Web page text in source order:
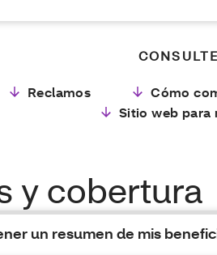
Reclamos Cómo
Sitio web para
y cobertura
un resumen de mis